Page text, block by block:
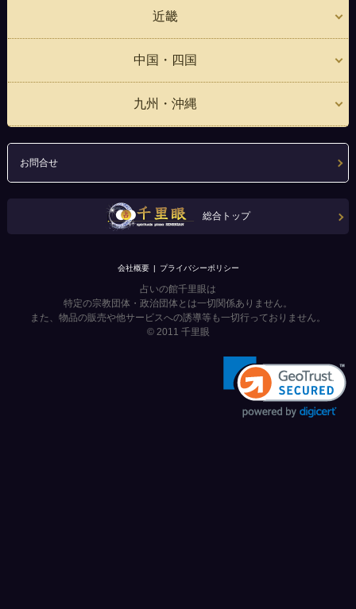
近畿
中国・四国
九州・沖縄
お問合せ
総合トップ
会社概要 プライバシーポリシー
占いの館千里眼は
特定の宗教団体・政治団体とは一切関係ありません。
また、物品の販売や他サービスへの誘導等も一切行っておりません。
© 2011 千里眼